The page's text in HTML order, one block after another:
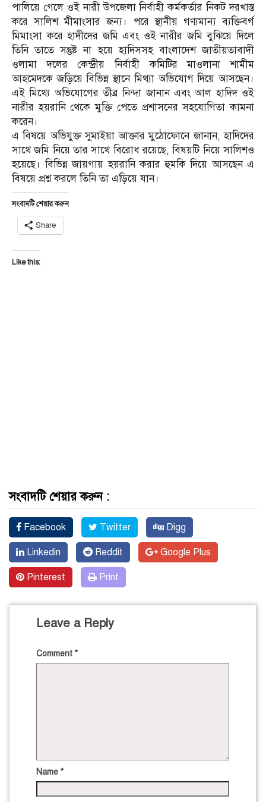
পালিয়ে গেলে ওই নারী উপজেলা নির্বাহী কর্মকর্তার নিকট দরখাস্ত
করে সালিশ মীমাংসার জন্য। পরে স্থানীয় গণ্যমান্য ব্যক্তিবর্গ
মিমাংসা করে হাদীদের জমি এবং ওই নারীর জমি বুঝিয়ে দিলে
তিনি তাতে সন্তুষ্ট না হয়ে হাদিসসহ বাংলাদেশ জাতীয়তাবাদী
ওলামা দলের কেন্দ্রীয় নির্বাহী কমিটির মাওলানা শামীম
আহমেদকে জড়িয়ে বিভিন্ন স্থানে মিথ্যা অভিযোগ দিয়ে আসছেন।
এই মিথ্যে অভিযোগের তীব্র নিন্দা জানান এবং আল হাদিদ ওই
নারীর হয়রানি থেকে মুক্তি পেতে প্রশাসনের সহযোগিতা কামনা
করেন।
এ বিষয়ে অভিযুক্ত সুমাইয়া আক্তার মুঠোফোনে জানান, হাদিদের
সাথে জমি নিয়ে তার সাথে বিরোধ রয়েছে, বিষয়টি নিয়ে সালিশও
হয়েছে। বিভিন্ন জায়গায় হয়রানি করার হুমকি দিয়ে আসছেন এ
বিষয়ে প্রশ্ন করলে তিনি তা এড়িয়ে যান।
সংবাদটি শেয়ার করুন
Share
Like this:
সংবাদটি শেয়ার করুন :
Facebook Twitter Digg
Linkedin Reddit Google Plus
Pinterest Print
Leave a Reply
Comment *
Name *